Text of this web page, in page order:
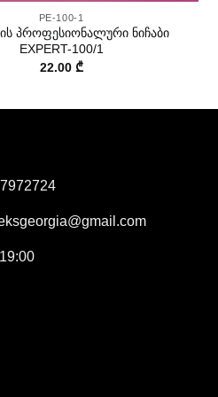
PE-100-1
პროფესიონალური ნიჩაბი
EXPERT-100/1
22.00 ₾